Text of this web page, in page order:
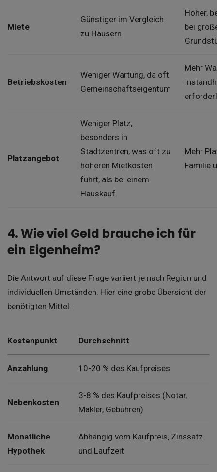
Miete
Günstiger im Vergleich
zu Häusern
Höher,
bei
Betriebskosten
Weniger Wartung, da oft
Gemeinschaftseigentum
Mehr
Platzangebot
Weniger Platz,
besonders in
Stadtzentren, was oft zu
höheren Mietkosten
führt, als bei einem
Hauskauf.
Mehr
Familie
4. Wie viel Geld brauche ich für
ein Eigenheim?
Die Antwort auf diese Frage variiert je nach Region und
individuellen Umständen. Hier eine grobe Übersicht der
benötigten Mittel:
Kostenpunkt Durchschnitt
Anzahlung 10-20 % des Kaufpreises
Nebenkosten
3-8 % des Kaufpreises (Notar,
Makler, Gebühren)
Monatliche
Hypothek
Abhängig vom Kaufpreis, Zinssatz
und Laufzeit